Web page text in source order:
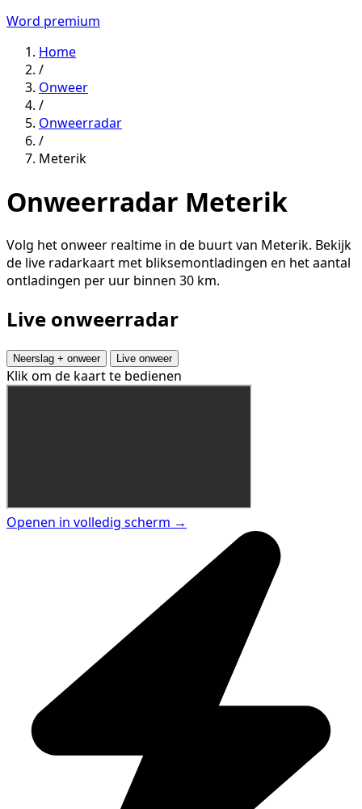
Word premium
Home
/
Onweer
/
Onweerradar
/
Meterik
Onweerradar Meterik
Volg het onweer realtime in de buurt van Meterik. Bekijk
de live radarkaart met bliksemontladingen en het aantal
ontladingen per uur binnen 30 km.
Live onweerradar
Neerslag + onweer Live onweer
Klik om de kaart te bedienen
Openen in volledig scherm →